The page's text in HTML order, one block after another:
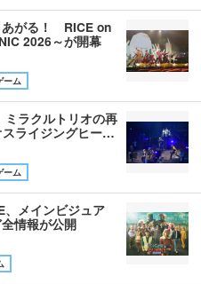
あがる！ RICE on
2026～が開幕
ーム
ミラクルトリオの再
ライジングヒー…
ーム
、メインビジュア
情報が公開